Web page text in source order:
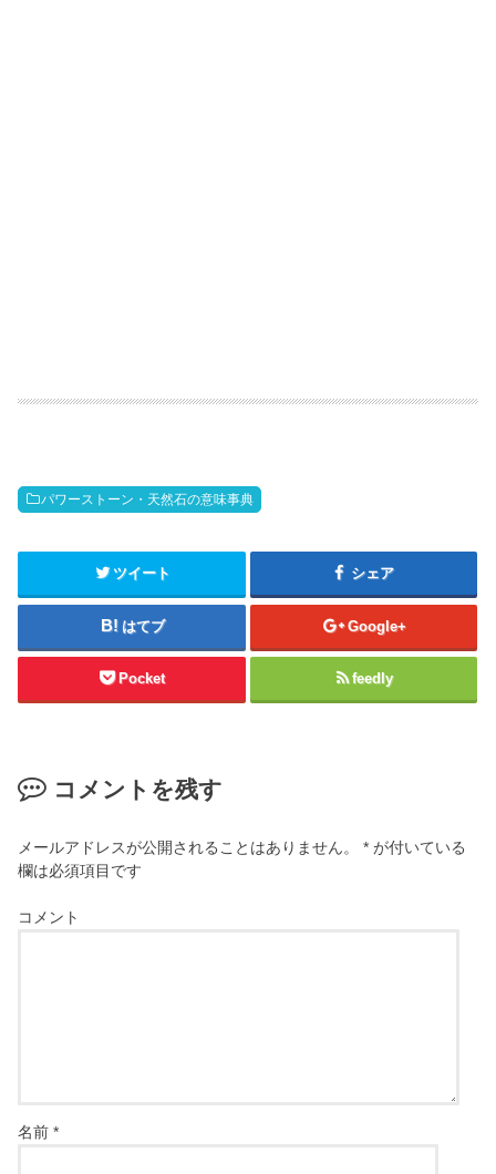
パワーストーン・天然石の意味事典
ツイート シェア
はてブ Google+
Pocket feedly
コメントを残す
メールアドレスが公開されることはありません。 * が付いている
欄は必須項目です
コメント
名前*